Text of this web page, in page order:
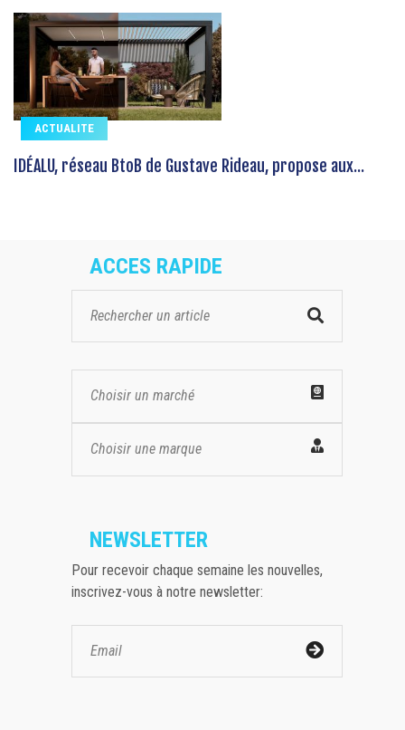
ACTUALITE
IDÉALU, réseau BtoB de Gustave Rideau, propose aux...
ACCES RAPIDE
Choisir un marché
Choisir une marque
NEWSLETTER
Pour recevoir chaque semaine les nouvelles,
inscrivez-vous à notre newsletter: